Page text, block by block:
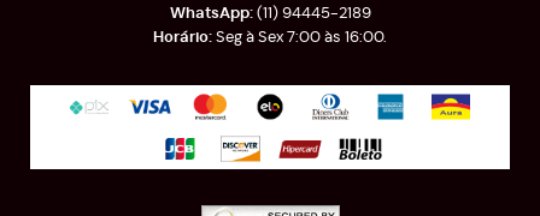
(11)94445-2189
Seg à Sex 7:00 às 16:00.